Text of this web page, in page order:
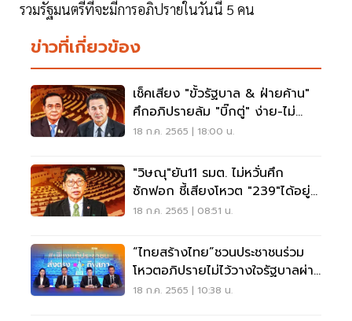
รวมรัฐมนตรีที่จะมีการอภิปรายในวันนี้ 5 คน
ข่าวที่เกี่ยวข้อง
เช็คเสียง "ขั้วรัฐบาล & ฝ่ายค้าน"
ศึกอภิปรายล้ม "บิ๊กตู่" ง่าย-ไม่
ง่าย
18 ก.ค. 2565 | 18:00 น.
"วิษณุ"ยัน11 รมต. ไม่หวั่นศึก
ซักฟอก ชี้เสียงโหวต "239"ได้อยู่
ต่อ
18 ก.ค. 2565 | 08:51 น.
“ไทยสร้างไทย”ชวนประชาชนร่วม
โหวตอภิปรายไม่ไว้วางใจรัฐบาลผ่าน
บล็อกเชน
18 ก.ค. 2565 | 10:38 น.